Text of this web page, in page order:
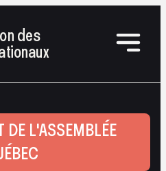
des
L'ASSEMBLÉE